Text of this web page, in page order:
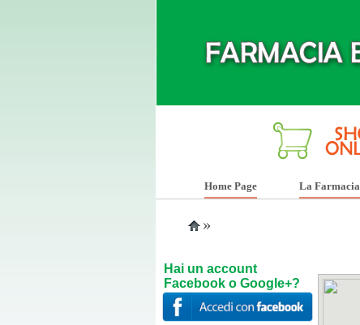
Hai un account
Facebook o Google+?
Home Page La Farmacia
»